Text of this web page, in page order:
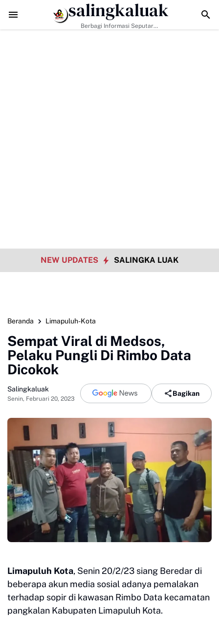
Data Sosial Jadi Kunci, Hj. Aida Dorong Nagari Aktif Pastikan Warga
salingkaluak
Berbagi Informasi Seputar
NEW UPDATES SALINGKA LUAK
Beranda Limapuluh-Kota
Sempat Viral di Medsos,
Pelaku Pungli Di Rimbo Data
Dicokok
Salingkaluak
Senin, Februari 20, 2023
Bagikan
Limapuluh Kota, Senin 20/2/23 siang Beredar di
beberapa akun media sosial adanya pemalakan
terhadap sopir di kawasan Rimbo Data kecamatan
pangkalan Kabupaten Limapuluh Kota.